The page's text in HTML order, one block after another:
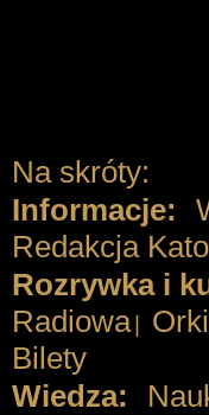
Na skróty:
Informacje:
Redakcja
Rozrywka i
Radiowa
Bilety
Wiedza: